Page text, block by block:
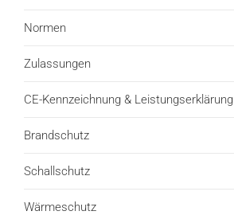
Normen
Zulassungen
CE-Kennzeichnung & Leistungserklärung
Brandschutz
Schallschutz
Wärmeschutz